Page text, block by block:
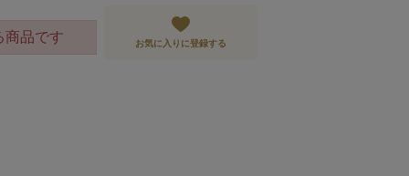
商品です お気に入りに登録する